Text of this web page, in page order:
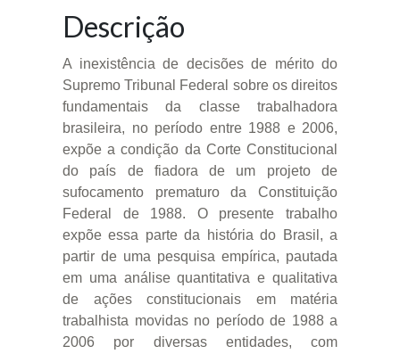
Descrição
A inexistência de decisões de mérito do
Supremo Tribunal Federal sobre os direitos
fundamentais da classe trabalhadora
brasileira, no período entre 1988 e 2006,
expõe a condição da Corte Constitucional
do país de fiadora de um projeto de
sufocamento prematuro da Constituição
Federal de 1988. O presente trabalho
expõe essa parte da história do Brasil, a
partir de uma pesquisa empírica, pautada
em uma análise quantitativa e qualitativa
de ações constitucionais em matéria
trabalhista movidas no período de 1988 a
2006 por diversas entidades, com